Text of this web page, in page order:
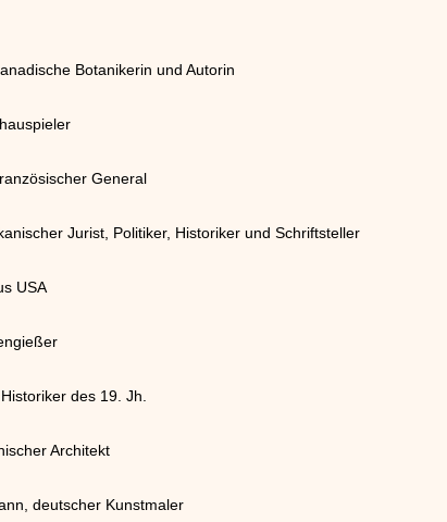
Botanikerin und Autorin
General
Jurist, Politiker, Historiker und Schriftsteller
USA
des 19. Jh.
Architekt
deutscher Kunstmaler